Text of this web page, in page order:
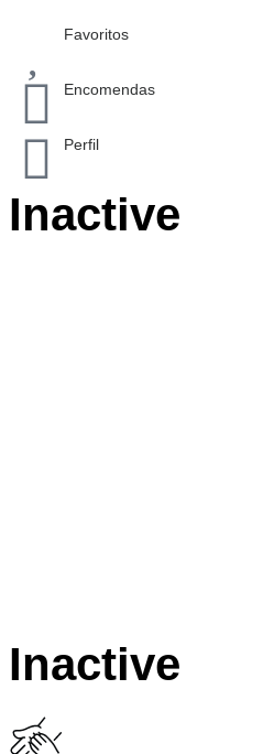
Favoritos
Encomendas
Perfil
Inactive
Inactive